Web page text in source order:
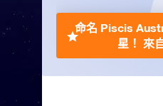
命名 Piscis
星！ 來